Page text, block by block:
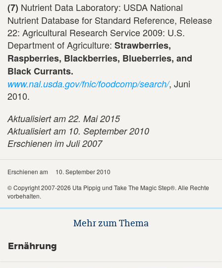
(7) Nutrient Data Laboratory: USDA National
Nutrient Database for Standard Reference, Release
22: Agricultural Research Service 2009: U.S.
Department of Agriculture: Strawberries,
Raspberries, Blackberries, Blueberries, and
Black Currants.
www.nal.usda.gov/fnic/foodcomp/search/, Juni
2010.
Aktualisiert am 22. Mai 2015
Aktualisiert am 10. September 2010
Erschienen im Juli 2007
Erschienen am
10. September 2010
© Copyright 2007-2026 Uta Pippig und Take The Magic Step®. Alle Rechte
vorbehalten.
Mehr zum Thema
Ernährung